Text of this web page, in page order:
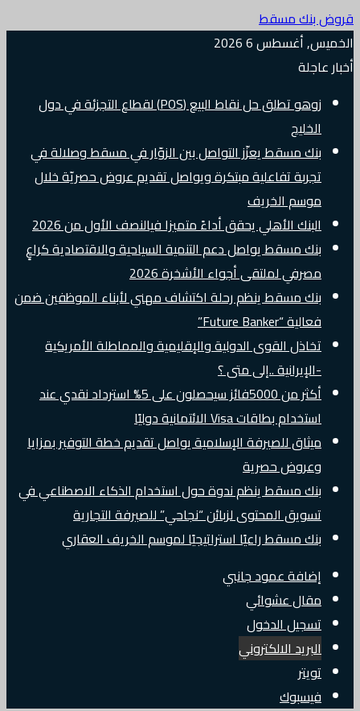
قروض بنك مسقط
الخميس, أغسطس 6 2026
أخبار عاجلة
زوهو تطلق حل نقاط البيع (POS) لقطاع التجزئة في دول
الخليج
بنك مسقط يعزّز التواصل بين الزوّار في مسقط وصلالة في
تجربة تفاعلية مبتكرة ويواصل تقديم عروض حصريّة خلال
موسم الخريف
البنك الأهلي يحقق أداءً متميزا فيالنصف الأول من 2026
بنك مسقط يواصل دعم التنمية السياحية والاقتصادية كراعٍ
مصرفي لملتقى أجواء الأشخرة 2026
بنك مسقط ينظم رحلة اكتشاف مهني لأبناء الموظفين ضمن
فعالية “Future Banker”
تخاذل القوى الدولية والإقليمية والمماطلة الأمريكية
-الإيرانية ..إلى متى ؟
أكثر من 5000فائز سيحصلون على 5% استرداد نقدي عند
استخدام بطاقات Visa الائتمانية دوليًا
ميثاق للصيرفة الإسلامية يواصل تقديم خطة التوفير بمزايا
وعروض حصرية
بنك مسقط ينظم ندوة حول استخدام الذكاء الاصطناعي في
تسويق المحتوى لزبائن “نجاحي” للصيرفة التجارية
بنك مسقط راعيًا استراتيجيًا لموسم الخريف العقاري
إضافة عمود جانبي
مقال عشوائي
تسجيل الدخول
البريد الالكتروني
تويتر
فيسبوك